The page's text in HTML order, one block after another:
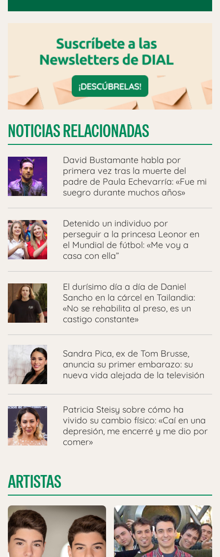
NOTICIAS RELACIONADAS
David Bustamante habla por
primera vez tras la muerte del
padre de Paula Echevarría: «Fue mi
suegro durante muchos años»
Detenido un individuo por
perseguir a la princesa Leonor en
el Mundial de fútbol: «Me voy a
casa con ella”
El durísimo día a día de Daniel
Sancho en la cárcel en Tailandia:
«No se rehabilita al preso, es un
castigo constante»
Sandra Pica, ex de Tom Brusse,
anuncia su primer embarazo: su
nueva vida alejada de la televisión
Patricia Steisy sobre cómo ha
vivido su cambio físico: «Caí en una
depresión, me encerré y me dio por
comer»
ARTISTAS